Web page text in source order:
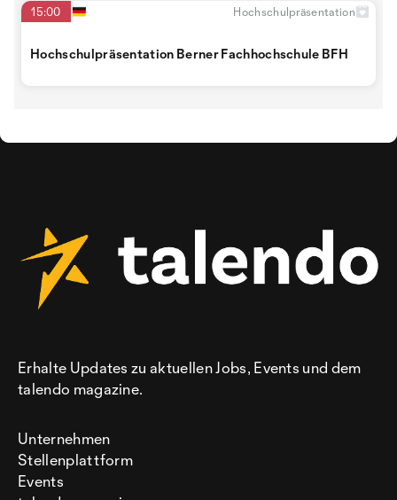
15:00 Hochschulpräsentation
Hochschulpräsentation Berner Fachhochschule BFH
Erhalte Updates zu aktuellen Jobs, Events und dem
talendo magazine.
Unternehmen
Stellenplattform
Events